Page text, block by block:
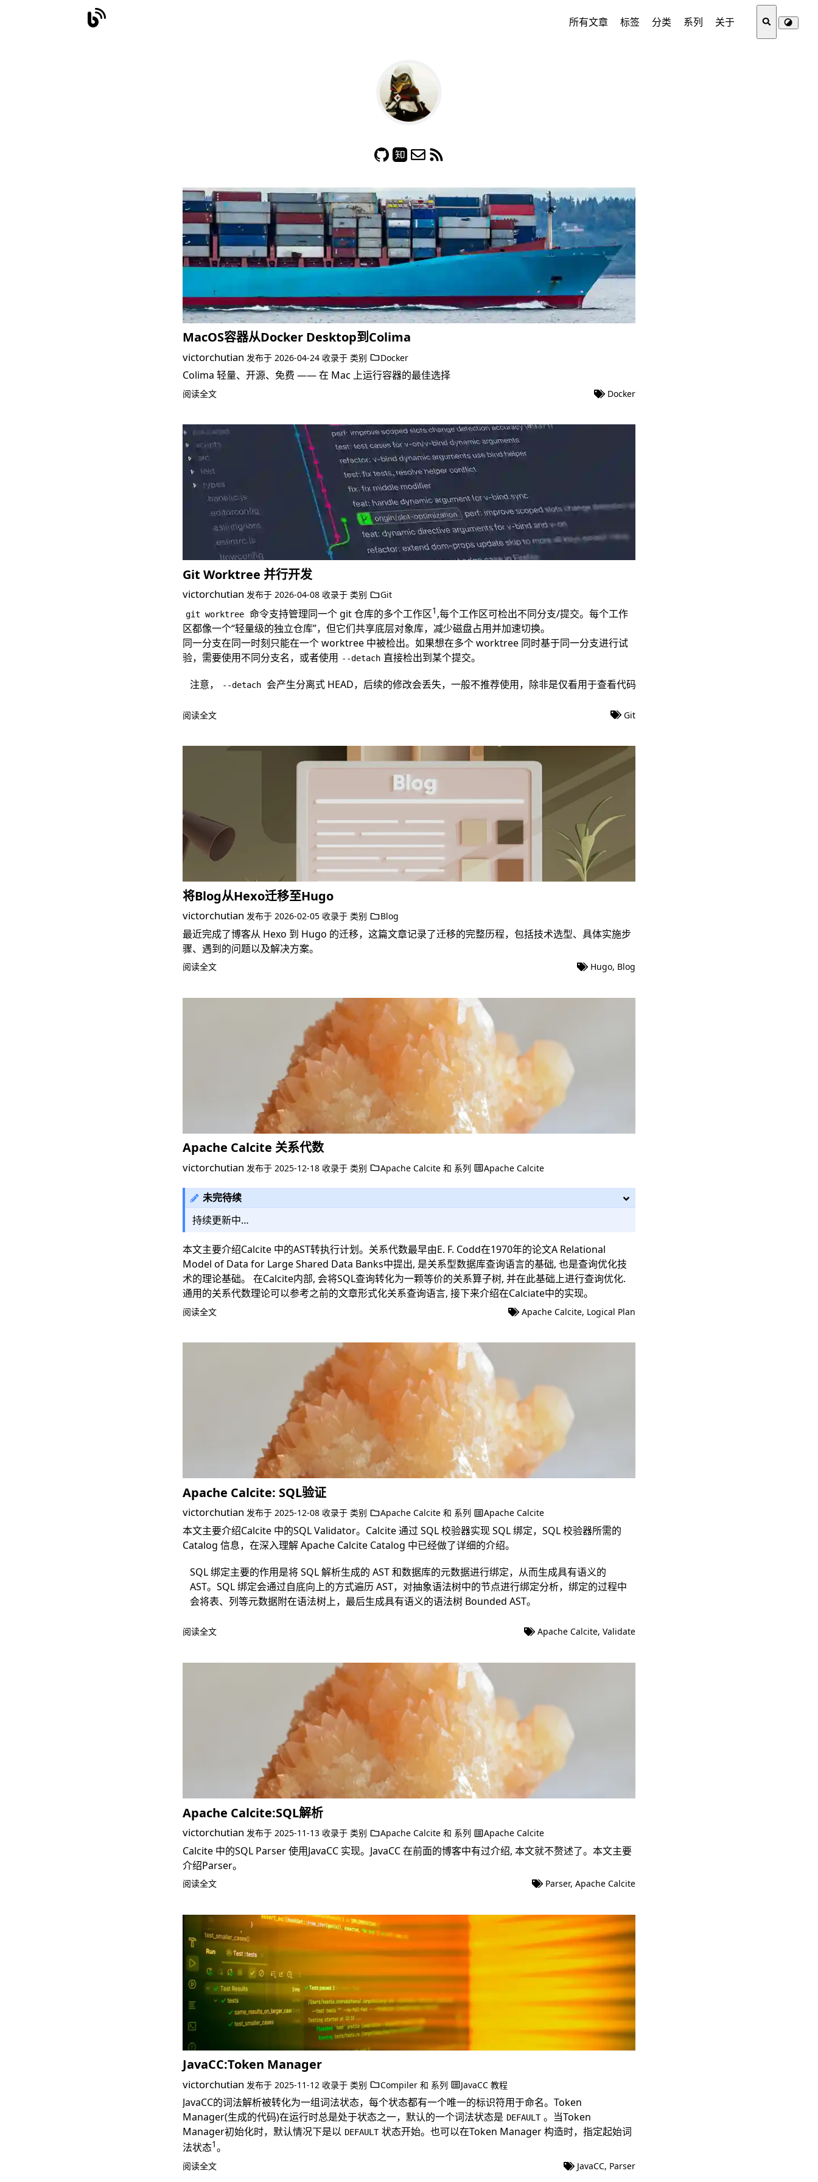
所有文章 标签 分类 系列 关于
MacOS容器从Docker Desktop到Colima
victorchutian 发布于 2026-04-24 收录于 类别 Docker
Colima 轻量、开源、免费 —— 在 Mac 上运行容器的最佳选择
阅读全文 Docker
Git Worktree 并行开发
victorchutian 发布于2026-04-08 收录于 类别 Git
git worktree 命令支持管理同一个 git 仓库的多个工作区1 ,每个工作区可检出不同分支/提交。每个工作
区都像一个“轻量级的独立仓库”，但它们共享底层对象库，减少磁盘占用并加速切换。
同一分支在同一时刻只能在一个 worktree 中被检出。如果想在多个 worktree 同时基于同一分支进行试
验，需要使用不同分支名，或者使用 --detach 直接检出到某个提交。
注意，
--detach 会产生分离式 HEAD，后续的修改会丢失，一般不推荐使用，除非是仅看用于查看代码。
阅读全文 Git
将Blog从Hexo迁移至Hugo
victorchutian 发布于2026-02-05 收录于 类别 Blog
最近完成了博客从 Hexo 到 Hugo 的迁移，这篇文章记录了迁移的完整历程，包括技术选型、具体实施步
骤、遇到的问题以及解决方案。
阅读全文 Hugo, Blog
Apache Calcite 关系代数
victorchutian 发布于 2025-12-18 收录于 类别 Apache Calcite 和 系列 Apache Calcite
未完待续
持续更新中…
本文主要介绍Calcite 中的AST转执行计划。关系代数最早由E. F. Codd在1970年的论文A Relational
Model of Data for Large Shared Data Banks中提出, 是关系型数据库查询语言的基础, 也是查询优化技
术的理论基础。 在Calcite内部, 会将SQL查询转化为一颗等价的关系算子树, 并在此基础上进行查询优化.
通用的关系代数理论可以参考之前的文章形式化关系查询语言, 接下来介绍在Calciate中的实现。
阅读全文 Apache Calcite, Logical Plan
Apache Calcite: SQL验证
victorchutian 发布于2025-12-08 收录于 类别 Apache Calcite 和 系列 Apache Calcite
本文主要介绍Calcite 中的SQL Validator。Calcite 通过 SQL 校验器实现 SQL 绑定，SQL 校验器所需的
Catalog 信息，在深入理解 Apache Calcite Catalog 中已经做了详细的介绍。
SQL 绑定主要的作用是将 SQL 解析生成的 AST 和数据库的元数据进行绑定，从而生成具有语义的
AST。SQL 绑定会通过自底向上的方式遍历 AST，对抽象语法树中的节点进行绑定分析，绑定的过程中
会将表、列等元数据附在语法树上，最后生成具有语义的语法树 Bounded AST。
阅读全文 Apache Calcite, Validate
Apache Calcite:SQL解析
victorchutian 发布于2025-11-13 收录于 类别 Apache Calcite 和 系列 Apache Calcite
Calcite 中的SQL Parser 使用JavaCC 实现。JavaCC 在前面的博客中有过介绍, 本文就不赘述了。本文主要
介绍Parser。
阅读全文 Parser, Apache Calcite
JavaCC:Token Manager
victorchutian 发布于 2025-11-12 收录于 类别 Compiler 和 系列 JavaCC 教程
JavaCC的词法解析被转化为一组词法状态，每个状态都有一个唯一的标识符用于命名。Token
Manager(生成的代码)在运行时总是处于状态之一，默认的一个词法状态是 DEFAULT 。当Token
Manager初始化时，默认情况下是以 DEFAULT 状态开始。也可以在Token Manager 构造时，指定起始词
法状态1。
阅读全文 JavaCC, Parser